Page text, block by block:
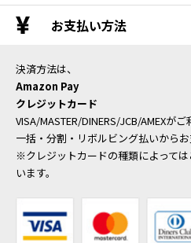
お支払い方法
決済方法は、
Amazon Pay
クレジットカード
VISA/MASTER/DINERS/JCB/AMEXがご
一括・分割・リボルビング払いから
※クレジットカードの種類によって
います。